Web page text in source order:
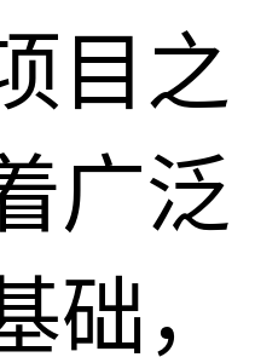
目之
广泛
础，